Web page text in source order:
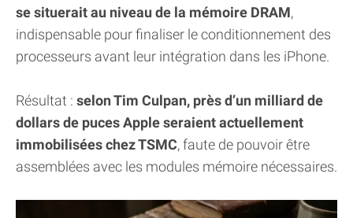
se situerait au niveau de la mémoire DRAM,
indispensable pour finaliser le conditionnement des
processeurs avant leur intégration dans les iPhone.
Résultat : selon Tim Culpan, près d’un milliard de
dollars de puces Apple seraient actuellement
immobilisées chez TSMC, faute de pouvoir être
assemblées avec les modules mémoire nécessaires.